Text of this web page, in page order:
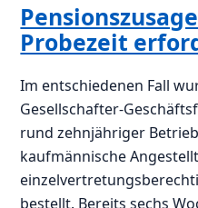
Probezeit
Im entschiedenen Fall
Gesellschafter-
rund zehnjähriger
kaufmännische
bestellt. Bereits sechs